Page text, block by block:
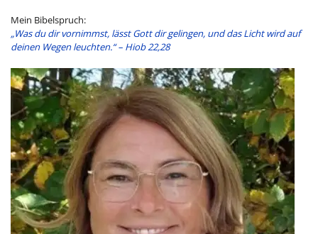
Mein Bibelspruch:
„Was du dir vornimmst, lässt Gott dir gelingen, und das Licht wird auf
deinen Wegen leuchten.“ – Hiob 22,28